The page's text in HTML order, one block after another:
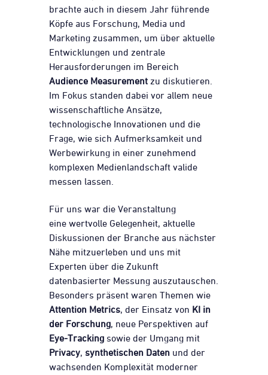
brachte auch in diesem Jahr führende
Köpfe aus Forschung, Media und
Marketing zusammen, um über aktuelle
Entwicklungen und zentrale
Herausforderungen im Bereich
Audience Measurementzu diskutieren.
Im Fokus standen dabei vor allem neue
wissenschaftliche Ansätze,
technologische Innovationen und die
Frage, wie sich Aufmerksamkeit und
Werbewirkung in einer zunehmend
komplexen Medienlandschaft valide
messen lassen.
Für uns war die Veranstaltung
eine wertvolle Gelegenheit, aktuelle
Diskussionen der Branche aus nächster
Nähe mitzuerleben und uns mit
Experten über die Zukunft
datenbasierter Messung auszutauschen.
Besonders präsent waren Themen wie
Attention Metrics, der Einsatz von KI in
der Forschung, neue Perspektiven auf
Eye-Trackingsowie der Umgang mit
Privacy, synthetischen Datenund der
wachsenden Komplexität moderner